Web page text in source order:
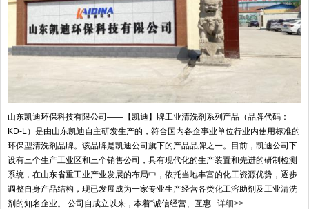
山东凯迪环保科技有限公司——【凯迪】牌工业清洗剂系列产品（品牌代码：
KD-L）是由山东凯迪自主研发生产的，符合国内各企事业单位行业内使用标准的
环保型清洗剂品牌。该品牌是凯迪公司旗下的产品品牌之一。目前，凯迪公司下
设有三个生产工业区和三个销售公司，具有现代化的生产装置和先进的研制检测
系统，在山东省重工业产业发展的布局中，依托当地丰富的化工资源优势，逐步
调整自身产品结构，现已发展成为一家专业生产经营各类化工溶助剂及工业清洗
剂的知名企业。 公司自成立以来，本着“诚信经营、互惠... 详细>>